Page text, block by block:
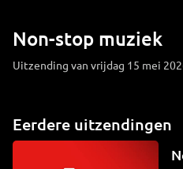
Non-stop muziek
Uitzending van vrijdag 15 mei
Eerdere uitzendingen